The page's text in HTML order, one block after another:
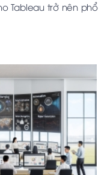
Tableau trở nên phổ